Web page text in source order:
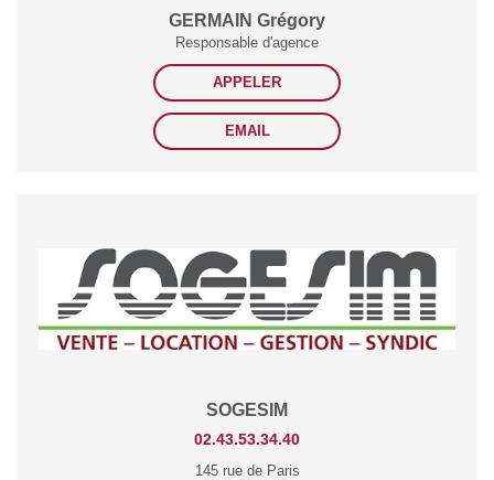
GERMAIN Grégory
Responsable d'agence
APPELER
EMAIL
SOGESIM
02.43.53.34.40
145 rue de Paris